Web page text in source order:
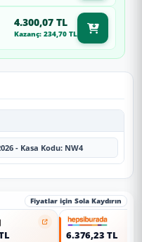
4.300,07 TL
Kazanç: 234,70 TL
- Kasa Kodu: NW4
Fiyatlar için Sola Kaydırın
6.376,23 TL